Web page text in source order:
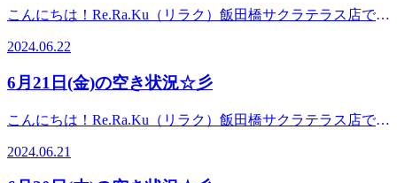
最終受付20:30)《Re.Ra.Ku 飯田橋サクラテラス店》☆飯田
ジオ☆☆店内は広々とした空間がございますので、店内状況
にもよりますがベビーカーの持込み(横付け)でご利用頂けま
す！☆【アクセス】JR飯田橋駅新西口改札から徒歩3分☆東
京メトロ有楽町線飯田橋駅、東西線飯田橋駅、南北線飯田橋
駅、都営地下鉄大江戸線飯田橋駅 からご来店いただけます♪
神楽坂、九段下からもアクセス良好☆【営業時間】平日
店させていただくことになりました。これまでのご愛顧に深
までしっかりお身体のサポートをさせていただきますね(^^)/
《Re.Ra.Ku 飯田橋サクラテラス店》☆飯田橋・神楽坂・九
広々とした空間がございますので、店内状況にもよりますが
ス】JR飯田橋駅新西口改札から徒歩3分☆東京メトロ有楽町
線飯田橋駅、東西線飯田橋駅、南北線飯田橋駅、都営地下鉄
されている方もいるかと思いますがそれでもなんだか気分
が……となっているのはお身体のお疲れが強いせいかもしれ
様のご来店を心よりお待ちしております。★今日の空き時間
はこちら！12:20～19:30（最終受付19:00)《Re.Ra.Ku 飯田橋
サクラテラス店》☆飯田橋・神楽坂・九段下エリアで大人気
ざいますので、店内状況にもよりますがベビーカーの持込み
こんにちは！Re.Ra.Ku（リラク）飯田橋サクラテラス店で
蒸し暑い感じがしますが、いいお天気ですねあっという間に
六月もあと少し、なんだか体がだるいと感じていたけど先延
ばしにして日にちが空いてしまっていませんか？お疲れに慣
よ～あれ？この間いつほぐしたっけ？と考えた時はほぐし時
です！これからどんどん暑くなる季節少しでもお身体スッキ
リして迎えませんか？本日も、皆様のご来店を心よりお待ち
2024.06.22
6月21日(金)の空き状況☆彡
こんにちは！Re.Ra.Ku（リラク）飯田橋サクラテラス店で
で、少しジメジメなんだか体も重たく感じていませんか？そ
の重さ気圧の変化などで、溜めこんでいたけど耐えていたお
2024.06.21